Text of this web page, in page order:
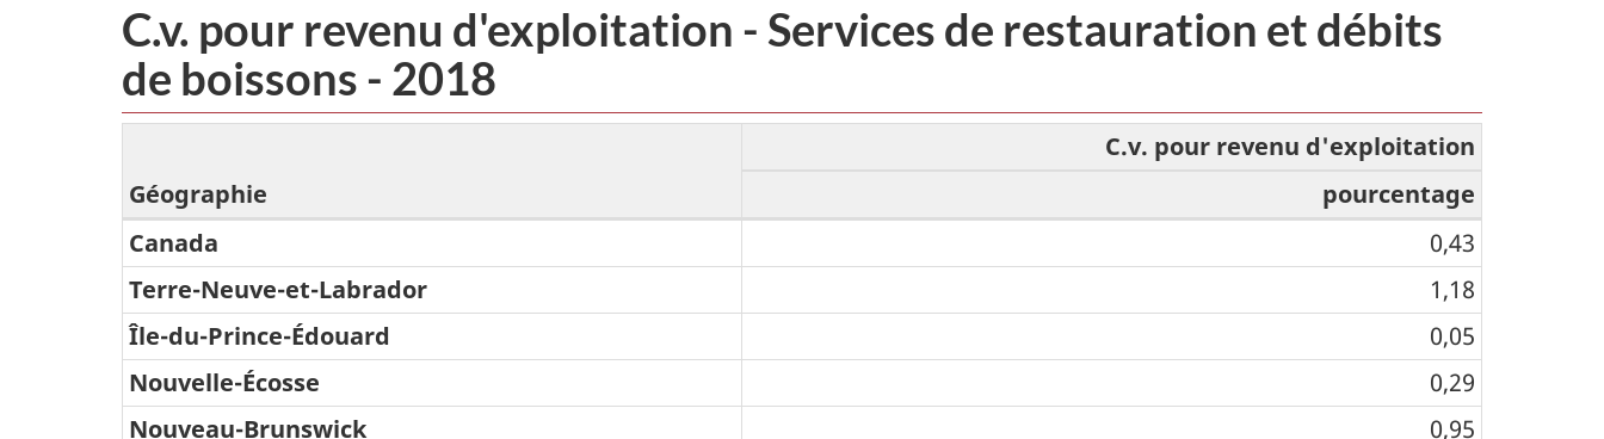
C.v. pour revenu d'exploitation - Services de restauration et débits
de boissons - 2018
C.v.
pour
revenu
d'exploitation
-
Géographie
C.v. pour revenu d'exploitation
pourcentage
Canada
0,43
Terre-Neuve-et-Labrador
1,18
Île-du-Prince-Édouard
0,05
Nouvelle-Écosse
0,29
Nouveau-Brunswick
0,95